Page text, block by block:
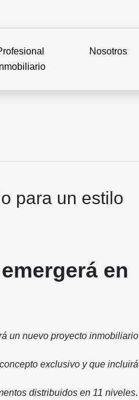
Nosotros
para un estilo
en
un nuevo proyecto inmobiliario
exclusivo y que incluirá
distribuidos en 11 niveles.